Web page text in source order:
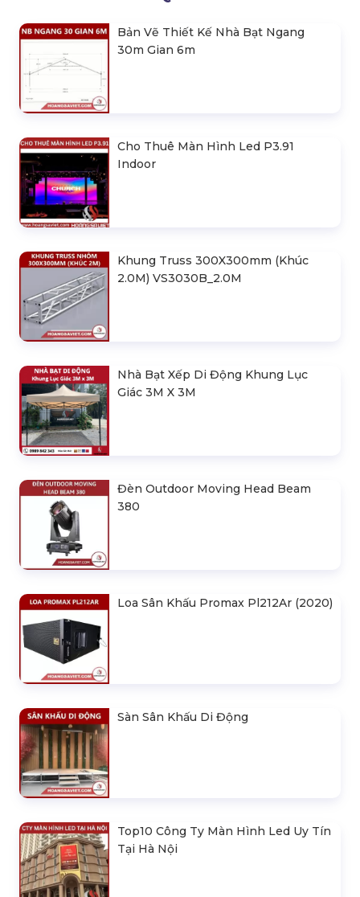
Bản Vẽ Thiết Kế Nhà Bạt Ngang
30m Gian 6m
Cho Thuê Màn Hình Led P3.91
Indoor
Khung Truss 300X300mm (Khúc
2.0M) VS3030B_2.0M
Nhà Bạt Xếp Di Động Khung Lục
Giác 3M X 3M
Đèn Outdoor Moving Head Beam
380
Loa Sân Khấu Promax Pl212Ar (2020)
Sàn Sân Khấu Di Động
Top10 Công Ty Màn Hình Led Uy Tín
Tại Hà Nội